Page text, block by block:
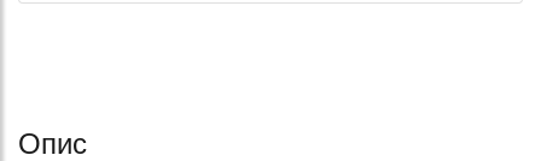
Опис